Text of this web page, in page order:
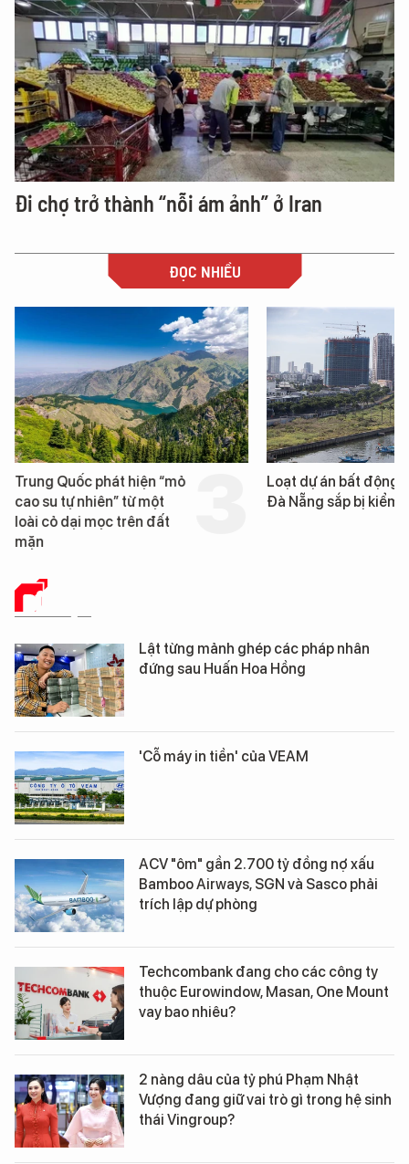
Đi chợ trở thành “nỗi ám ảnh” ở Iran
ĐỌC NHIỀU
Trung Quốc phát hiện “mỏ
cao su tự nhiên” từ một
loài cỏ dại mọc trên đất
mặn
Loạt dự án bất động
Đà Nẵng sắp bị kiểm
DỮ LIỆU
Lật từng mảnh ghép các pháp nhân
đứng sau Huấn Hoa Hồng
'Cỗ máy in tiền' của VEAM
ACV "ôm" gần 2.700 tỷ đồng nợ xấu
Bamboo Airways, SGN và Sasco phải
trích lập dự phòng
Techcombank đang cho các công ty
thuộc Eurowindow, Masan, One Mount
vay bao nhiêu?
2 nàng dâu của tỷ phú Phạm Nhật
Vượng đang giữ vai trò gì trong hệ sinh
thái Vingroup?